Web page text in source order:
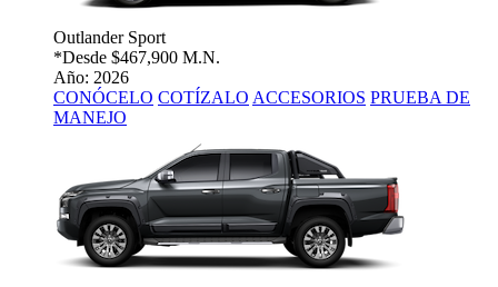
Outlander Sport
*Desde $467,900 M.N.
Año: 2026
CONÓCELO COTÍZALO ACCESORIOS PRUEBA DE
MANEJO